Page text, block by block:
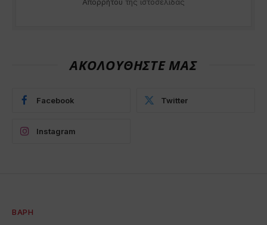
Απορρήτου της ιστοσελίδας
ΑΚΟΛΟΥΘΗΣΤΕ ΜΑΣ
Facebook Twitter
Instagram
ΒΆΡΗ